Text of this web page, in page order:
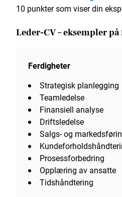
10 punkter som viser din
Leder-CV – eksempler
Ferdigheter
Strategisk planlegging
Teamledelse
Finansiell analyse
Driftsledelse
Salgs- og
Prosessforbedring
Opplæring av ansatte
Tidshåndtering